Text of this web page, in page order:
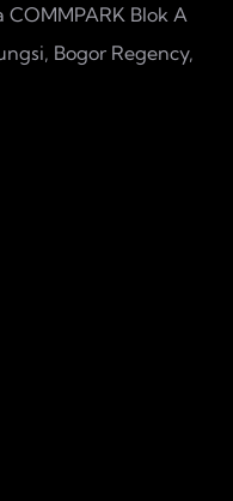
Blok A
Bogor Regency,